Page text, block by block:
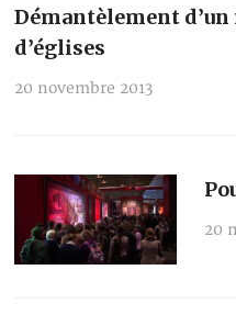
Démantèlement
d’églises
20 novembre 2013
20